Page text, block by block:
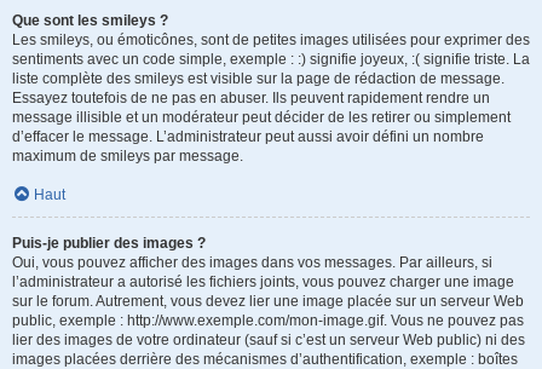
Que sont les smileys ?
Les smileys, ou émoticônes, sont de petites images utilisées pour exprimer des
sentiments avec un code simple, exemple : :) signifie joyeux, :( signifie triste. La
liste complète des smileys est visible sur la page de rédaction de message.
Essayez toutefois de ne pas en abuser. Ils peuvent rapidement rendre un
message illisible et un modérateur peut décider de les retirer ou simplement
d’effacer le message. L’administrateur peut aussi avoir défini un nombre
maximum de smileys par message.
Haut
Puis-je publier des images ?
Oui, vous pouvez afficher des images dans vos messages. Par ailleurs, si
l’administrateur a autorisé les fichiers joints, vous pouvez charger une image
sur le forum. Autrement, vous devez lier une image placée sur un serveur Web
public, exemple : http://www.exemple.com/mon-image.gif. Vous ne pouvez pas
lier des images de votre ordinateur (sauf si c’est un serveur Web public) ni des
images placées derrière des mécanismes d’authentification, exemple : boîtes